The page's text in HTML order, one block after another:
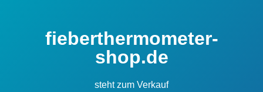
fieberthermometer-
shop.de
steht zum Verkauf